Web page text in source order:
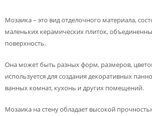
Мозаика – это вид отделочного материала,
маленьких керамических плиток,
поверхность.
Она может быть разных форм, размеров,
используется для создания декоративных
ванных комнат, кухонь и других помещений.
Мозаика на стену обладает высокой